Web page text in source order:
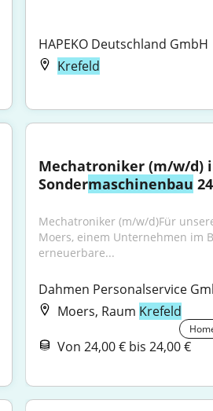
HAPEKO Deutschland GmbH
Krefeld
Mechatroniker (m/w/d)
Sondermaschinenbau
Mechatroniker (m/w/d)Für
Moers, einem Unternehmen im
erneuerbare...
Dahmen Personalservice
Moers, Raum Krefeld
Von 24,00 € bis 24,00 €